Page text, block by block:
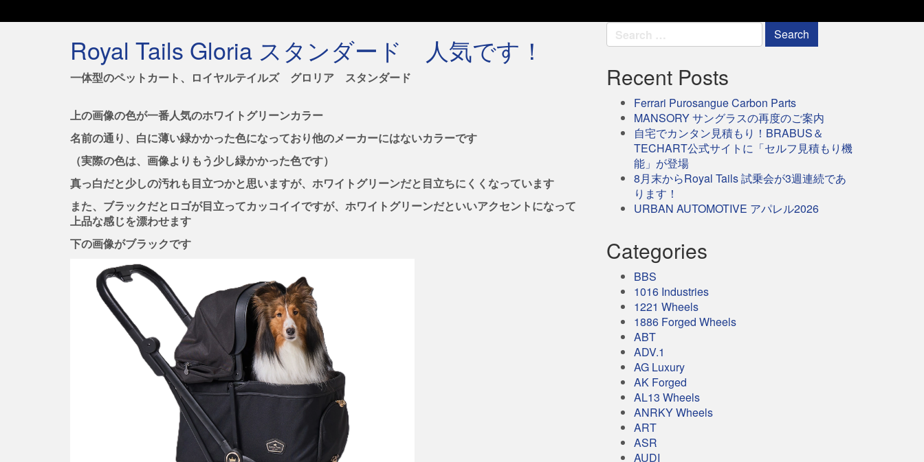
Royal Tails Gloria スタンダード 人気です！
一体型のペットカート、ロイヤルテイルズ グロリア スタンダード
上の画像の色が一番人気のホワイトグリーンカラー
名前の通り、白に薄い緑かかった色になっており他のメーカーにはないカラーです
（実際の色は、画像よりもう少し緑かかった色です）
真っ白だと少しの汚れも目立つかと思いますが、ホワイトグリーンだと目立ちにくくなっています
また、ブラックだとロゴが目立ってカッコイイですが、ホワイトグリーンだといいアクセントになって
上品な感じを漂わせます
下の画像がブラックです
Search
for:
Recent Posts
Ferrari Purosangue Carbon Parts
MANSORY サングラスの再度のご案内
自宅でカンタン見積もり！BRABUS＆
TECHART公式サイトに「セルフ見積もり機
能」が登場
8月末からRoyal Tails 試乗会が3週連続であ
ります！
URBAN AUTOMOTIVE アパレル2026
Categories
BBS
1016 Industries
1221 Wheels
1886 Forged Wheels
ABT
ADV.1
AG Luxury
AK Forged
AL13 Wheels
ANRKY Wheels
ART
ASR
AUDI